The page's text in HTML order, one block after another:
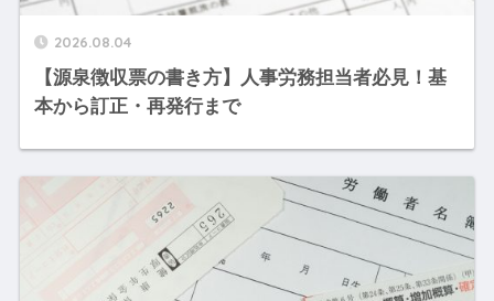
2026.08.04
【源泉徴収票の書き方】人事労務担当者必見！基
本から訂正・再発行まで